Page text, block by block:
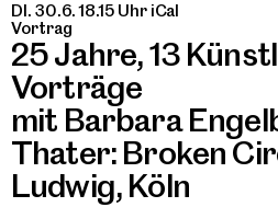
DI. 30.6. 18.15 Uhr iCal
Vortrag
25 Jahre, 13
Vorträge
mit Barbara
Thater: Broken
Ludwig, Köln